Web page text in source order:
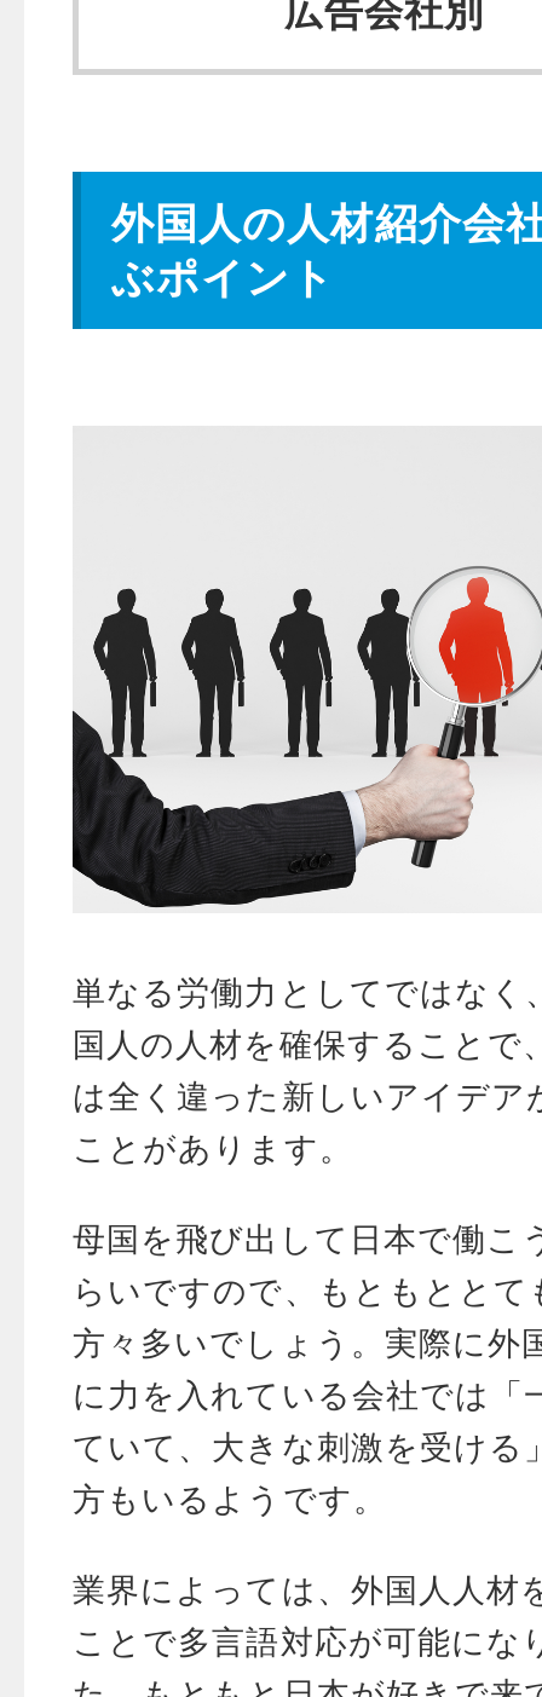
広告会社別
外国人の人材紹介会
ぶポイント
単なる労働力としてではなく
国人の人材を確保することで
は全く違った新しいアイデア
ことがあります。
母国を飛び出して日本で働こ
らいですので、もともととて
方々多いでしょう。実際に外
に力を入れている会社では「
ていて、大きな刺激を受ける
方もいるようです。
業界によっては、外国人人材
ことで多言語対応が可能にな